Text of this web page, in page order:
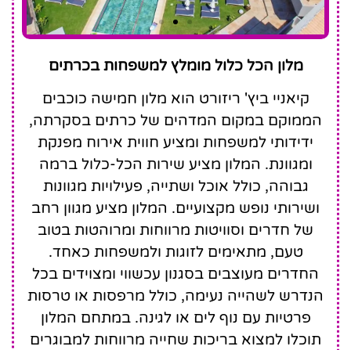
Kiani Beach Resort
Family All Inclusive
מלון הכל כלול מומלץ למשפחות בכרתים
קיאניי ביץ' ריזורט הוא מלון חמישה כוכבים
הממוקם במקום המדהים של כרתים בסקרתה,
ידידותי למשפחות ומציע חווית אירוח מפנקת
ומגוונת. המלון מציע שירות הכל-כלול ברמה
גבוהה, כולל אוכל ושתייה, פעילויות מגוונות
ושירותי נופש מקצועיים. המלון מציע מגוון רחב
של חדרים וסוויטות מרווחות ומרוהטות בטוב
טעם, מתאימים לזוגות ולמשפחות כאחד.
החדרים מעוצבים בסגנון עכשווי ומצוידים בכל
הנדרש לשהייה נעימה, כולל מרפסות או טרסות
פרטיות עם נוף לים או לגינה. במתחם המלון
תוכלו למצוא בריכות שחייה מרווחות למבוגרים